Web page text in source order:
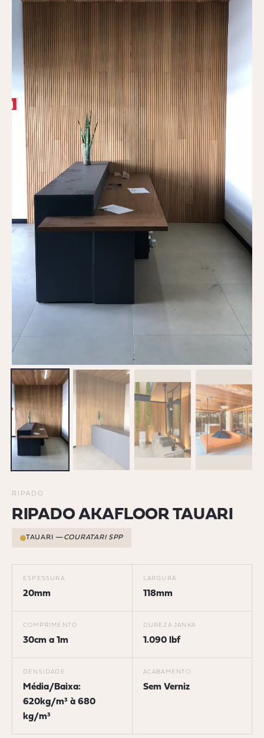
RIPADO
RIPADO AKAFLOOR TAUARI
TAUARI —COURATARI SPP
ESPESSURA
20mm
LARGURA
118mm
COMPRIMENTO
30cm a 1m
DUREZA JANKA
1.090 lbf
DENSIDADE
Média/Baixa:
620kg/m³ à 680
kg/m³
ACABAMENTO
Sem Verniz